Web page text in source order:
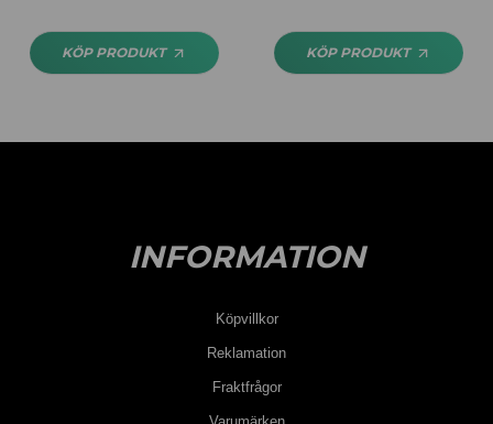
KÖP PRODUKT KÖP PRODUKT
INFORMATION
Köpvillkor
Reklamation
Fraktfrågor